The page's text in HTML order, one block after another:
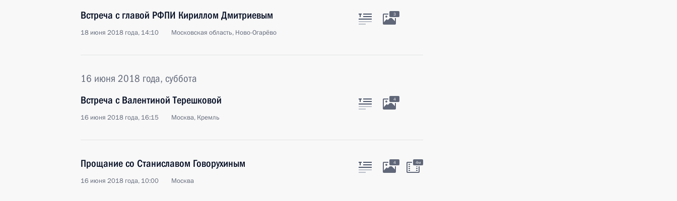
Встреча с главой РФПИ Кириллом Дмитриевым
18 июня 2018 года, 14:10 Московская область, Ново-Огарёво
3
16 июня 2018 года, суббота
Встреча с Валентиной Терешковой
16 июня 2018 года, 16:15 Москва, Кремль
4
Прощание со Станиславом Говорухиным
16 июня 2018 года, 10:00 Москва
4 4м